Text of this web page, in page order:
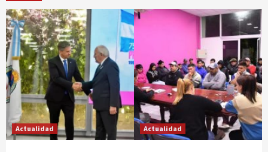
Actualidad Actualidad